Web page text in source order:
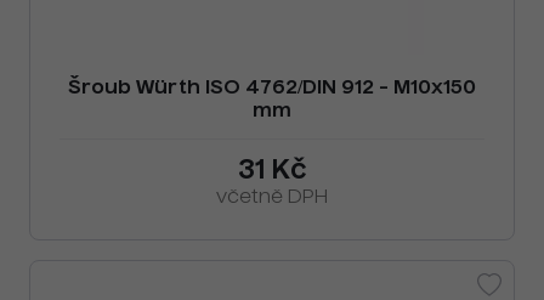
Šroub Würth ISO 4762/DIN 912 - M10x150
mm
31 Kč
včetně DPH